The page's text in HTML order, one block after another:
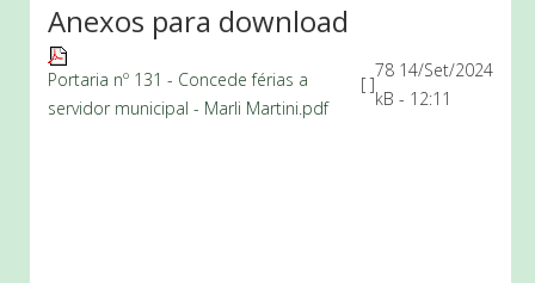
Anexos para download
Portaria nº 131 - Concede férias a
servidor municipal - Marli Martini.pdf
[ ]
78
kB
14/Set/2024
- 12:11